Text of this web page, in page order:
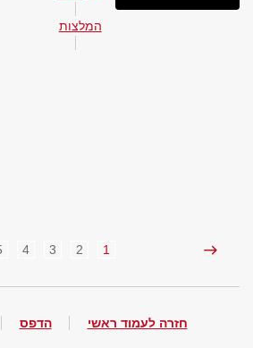
המלצות
1
2
3
4
חזרה לעמוד ראשי הדפס